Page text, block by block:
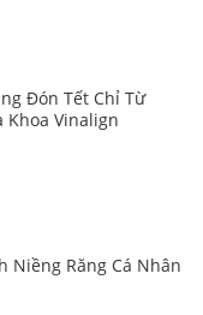
Đón Tết Chỉ Từ
Khoa Vinalign
Niềng Răng Cá Nhân